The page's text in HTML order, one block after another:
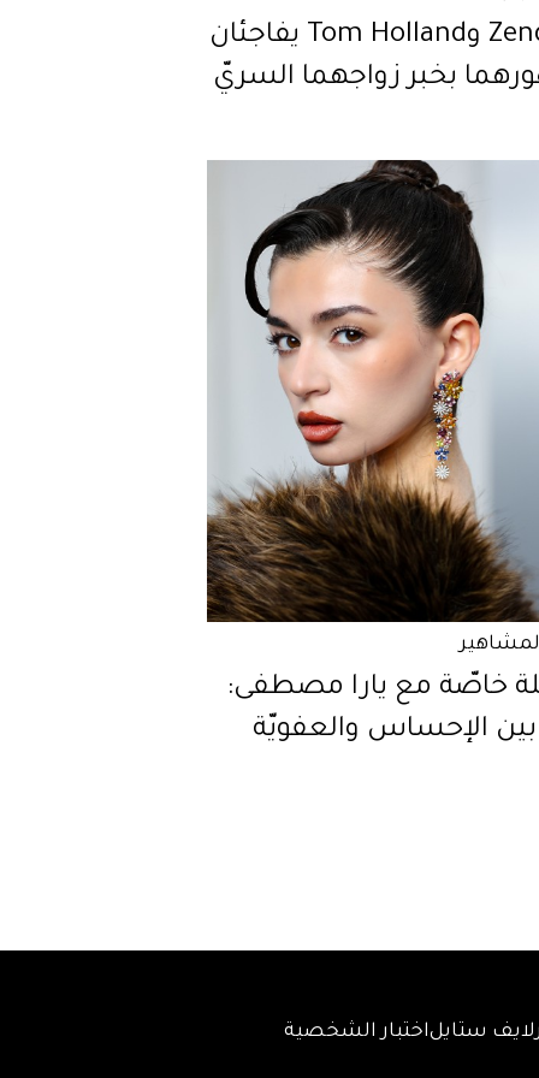
Zendaya وTom Holland يفاجئان
بخبر زواجهما السريّ
خاصّة مع يارا مصطفى:
بين الإحساس والعفويّة
لايف ستايلاختبار الشخصية